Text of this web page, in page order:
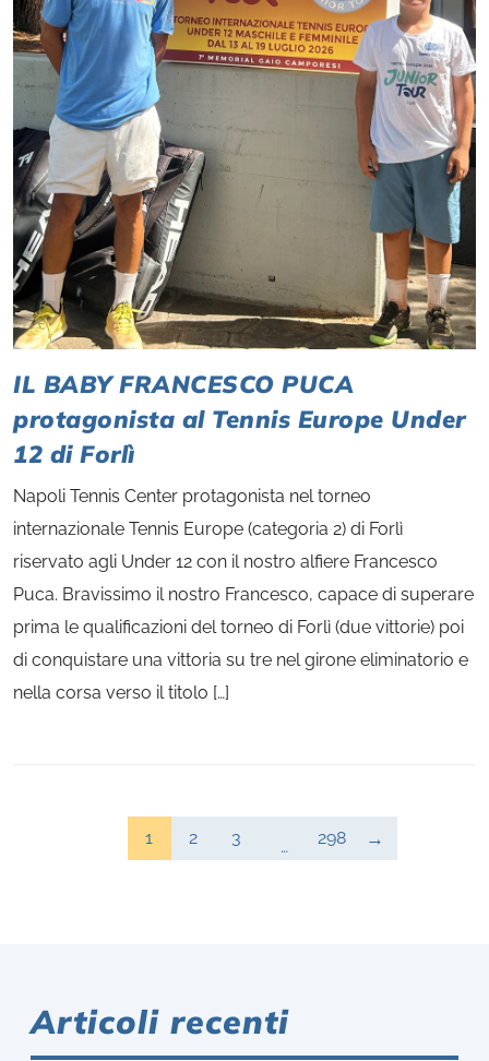
IL BABY FRANCESCO PUCA
protagonista al Tennis Europe Under
12 di Forlì
Napoli Tennis Center protagonista nel torneo
internazionale Tennis Europe (categoria 2) di Forlì
riservato agli Under 12 con il nostro alfiere Francesco
Puca. Bravissimo il nostro Francesco, capace di superare
prima le qualificazioni del torneo di Forlì (due vittorie) poi
di conquistare una vittoria su tre nel girone eliminatorio e
nella corsa verso il titolo […]
1 2 3 … 298
Articoli recenti